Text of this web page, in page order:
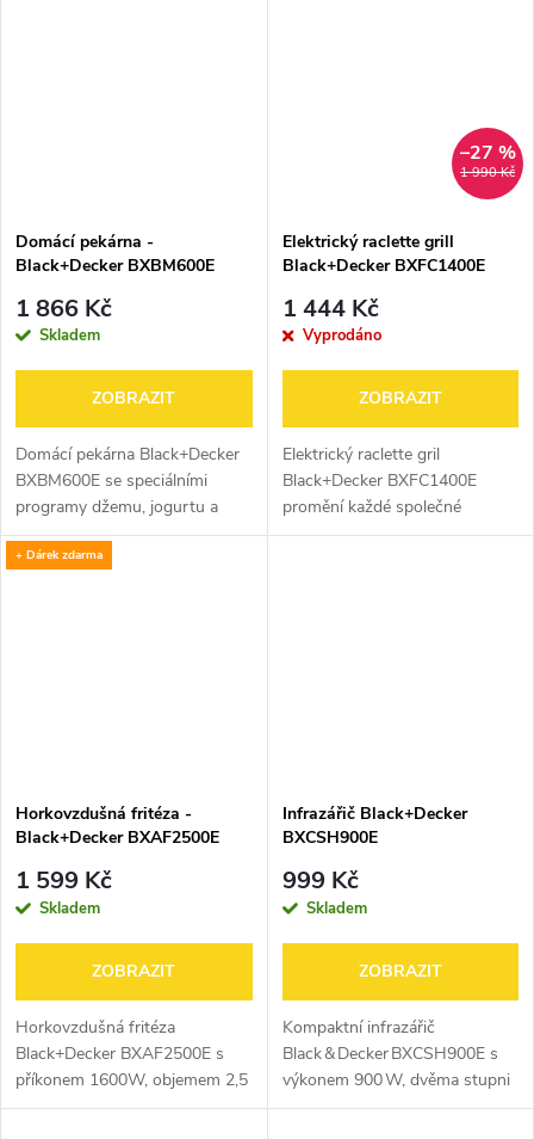
Domácí pekárna -
Black+Decker BXBM600E
1 866 Kč
Skladem
ZOBRAZIT
Domácí pekárna Black+Decker
BXBM600E se speciálními
programy džemu, jogurtu a
marmelády, příkon 600 W,
udržování teploty, časovač a
1 990 Kč
–27 %
Elektrický raclette grill
Black+Decker BXFC1400E
1 444 Kč
Vyprodáno
ZOBRAZIT
Elektrický raclette gril
Black+Decker BXFC1400E
promění každé společné
stolování v nevšední zážitek. Je
+ Dárek zdarma
Horkovzdušná fritéza -
Black+Decker BXAF2500E
1 599 Kč
Skladem
ZOBRAZIT
Horkovzdušná fritéza
Black+Decker BXAF2500E s
příkonem 1600W, objemem 2,5
litru, časovačem, nastavitelným
Infrazářič Black+Decker
BXCSH900E
999 Kč
Skladem
ZOBRAZIT
Kompaktní infrazářič
Black & Decker BXCSH900E s
výkonem 900 W, dvěma stupni
vytápění, oscilací pro širší